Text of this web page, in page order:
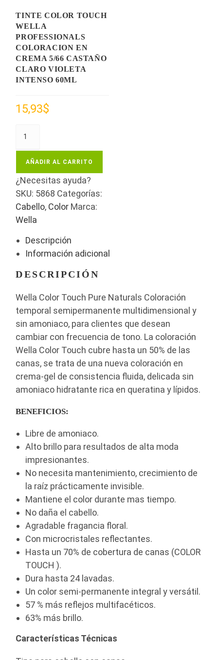
TINTE COLOR TOUCH
WELLA
PROFESSIONALS
COLORACION EN
CREMA 5/66 CASTAÑO
CLARO VIOLETA
INTENSO 60ML
15,93$
AÑADIR AL CARRITO
¿Necesitas ayuda?
SKU: 5868 Categorías:
Cabello, Color Marca:
Wella
Descripción
Información adicional
DESCRIPCIÓN
Wella Color Touch Pure Naturals Coloración
temporal semipermanente multidimensional y
sin amoniaco, para clientes que desean
cambiar con frecuencia de tono. La coloración
Wella Color Touch cubre hasta un 50% de las
canas, se trata de una nueva coloración en
crema-gel de consistencia fluida, delicada sin
amoniaco hidratante rica en queratina y lípidos.
BENEFICIOS:
Libre de amoniaco.
Alto brillo para resultados de alta moda
impresionantes.
No necesita mantenimiento, crecimiento de
la raíz prácticamente invisible.
Mantiene el color durante mas tiempo.
No daña el cabello.
Agradable fragancia floral.
Con microcristales reflectantes.
Hasta un 70% de cobertura de canas (COLOR
TOUCH ).
Dura hasta 24 lavadas.
Un color semi-permanente integral y versátil.
57 % más reflejos multifacéticos.
63% más brillo.
Características Técnicas